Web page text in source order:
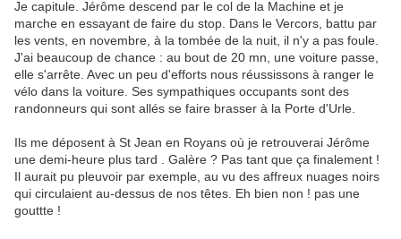
Je capitule. Jérôme descend par le col de la Machine et je
marche en essayant de faire du stop. Dans le Vercors, battu par
les vents, en novembre, à la tombée de la nuit, il n'y a pas foule.
J'ai beaucoup de chance : au bout de 20 mn, une voiture passe,
elle s'arrête. Avec un peu d'efforts nous réussissons à ranger le
vélo dans la voiture. Ses sympathiques occupants sont des
randonneurs qui sont allés se faire brasser à la Porte d'Urle.
Ils me déposent à St Jean en Royans où je retrouverai Jérôme
une demi-heure plus tard . Galère ? Pas tant que ça finalement !
Il aurait pu pleuvoir par exemple, au vu des affreux nuages noirs
qui circulaient au-dessus de nos têtes. Eh bien non ! pas une
gouttte !